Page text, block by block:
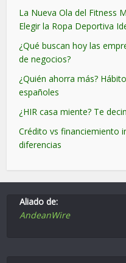
La Nueva Ola del Fitness
Elegir la Ropa Deportiva
¿Qué buscan hoy las
de negocios?
¿Quién ahorra más?
españoles
¿HIR casa miente? Te
Crédito vs financiemiento
diferencias
Aliado de:
AndeanWire